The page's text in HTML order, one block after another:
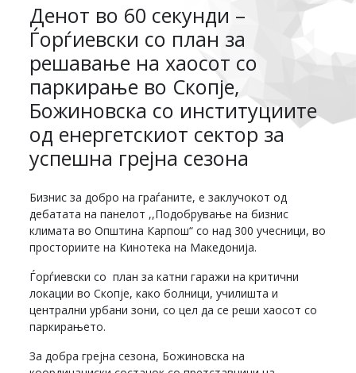
Денот во 60 секунди –
Ѓорѓиевски со план за
решавање на хаосот со
паркирање во Скопје,
Божиновска со институциите
од енергетскиот сектор за
успешна грејна сезона
Бизнис за добро на граѓаните, е заклучокот од
дебатата на панелот ,,Подобрување на бизнис
климата во Општина Карпош“ со над 300 учесници, во
просториите на Кинотека на Македонија.
Ѓорѓиевски со план за катни гаражи на критични
локации во Скопје, како болници, училишта и
централни урбани зони, со цел да се реши хаосот со
паркирањето.
За добра грејна сезона, Божиновска на